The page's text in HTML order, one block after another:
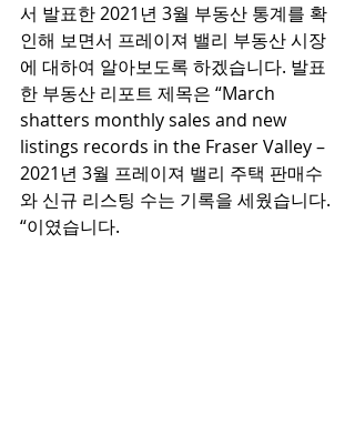
서 발표한 2021년 3월 부동산 통계를 확
인해 보면서 프레이져 밸리 부동산 시장
에 대하여 알아보도록 하겠습니다. 발표
한 부동산 리포트 제목은 “March
shatters monthly sales and new
listings records in the Fraser Valley –
2021년 3월 프레이져 밸리 주택 판매수
와 신규 리스팅 수는 기록을 세웠습니다.
“이였습니다.